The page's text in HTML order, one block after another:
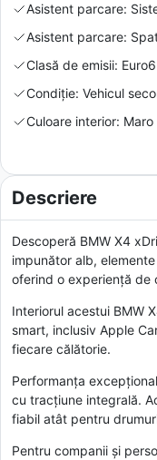
Asistent parcare:
Asistent parcare:
Clasă de emisii: Euro6
Condiție: Vehicul
Culoare interior: Maro
Descriere
Descoperă BMW X4
impunător alb,
oferind o experiență de
Interiorul acestui BMW
smart, inclusiv Apple
fiecare călătorie.
Performanța
cu tracțiune integrală.
fiabil atât pentru
Pentru companii și